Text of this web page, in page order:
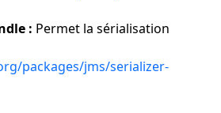
: Permet la sérialisation
packages/jms/serializer-